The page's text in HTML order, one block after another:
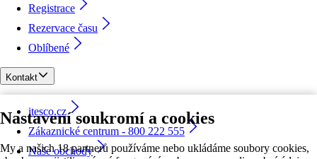
Nastavení soukromí a cookies
My a našich 18 partnerů používáme nebo ukládáme soubory cookies,
Registrace
Rezervace času
Oblíbené
Kontakt
itesco.cz
Zákaznické centrum - 800 222 555
Naše obchody